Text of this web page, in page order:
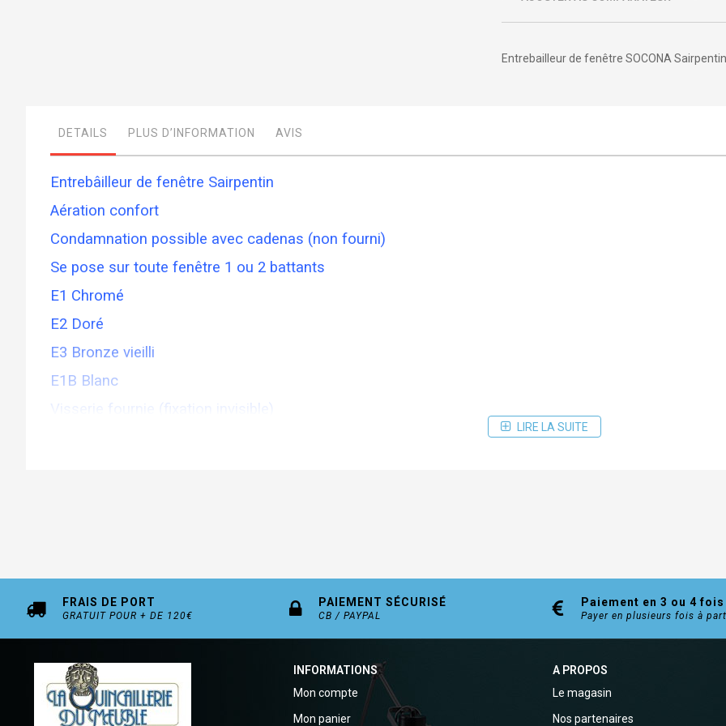
images
Entrebailleur de fenêtre SOCONA
DETAILS
Entrebâilleur de fenêtre Sairpentin
Aération confort
Condamnation possible avec cadenas (non fourni)
Se pose sur toute fenêtre 1 ou 2 battants
E1 Chromé
E2 Doré
E3 Bronze vieilli
E1B Blanc
Visserie fournie (fixation invisible)
LIRE LA SUITE
PLUS D’INFORMATION AVIS
FRAIS DE PORT
GRATUIT POUR + DE 120€
PAIEMENT SÉCURISÉ
CB / PAYPAL
Paiement en 3 ou 4 fois
Payer en plusieurs fois à
INFORMATIONS
Mon compte
Mon panier
A PROPOS
Le magasin
Nos partenaires